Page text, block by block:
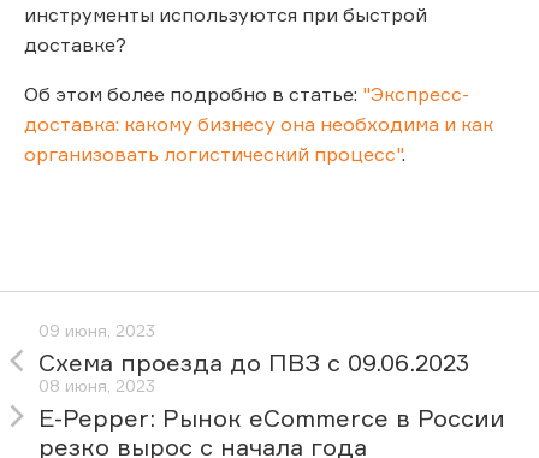
инструменты используются при быстрой
доставке?
Об этом более подробно в статье: "Экспресс-
доставка: какому бизнесу она необходима и как
организовать логистический процесс".
09 июня, 2023
Схема проезда до ПВЗ с 09.06.2023
08 июня, 2023
E-Pepper: Рынок eCommerce в России
резко вырос с начала года